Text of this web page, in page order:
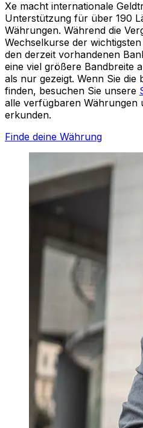
Xe macht internationale
Unterstützung für über 190
Währungen. Während die
Wechselkurse der
den derzeit vorhandenen
eine viel größere Bandbreite
als nur gezeigt. Wenn Sie die
finden, besuchen Sie unsere
alle verfügbaren Währungen
erkunden.
Finde deine Währung